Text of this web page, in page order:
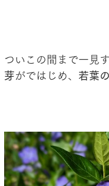
ついこの間まで一見
芽がではじめ、 若葉